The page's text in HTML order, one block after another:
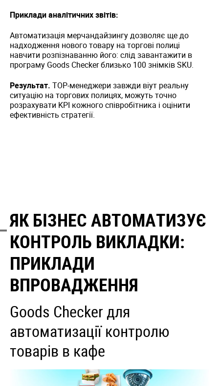
Приклади аналітичних звітів:
Автоматизація мерчандайзингу дозволяє ще до
надходження нового товару на торгові полиці
навчити розпізнаванню його: слід завантажити в
програму Goods Checker близько 100 знімків SKU.
Результат. TOP-менеджери завжди віут реальну
ситуацію на торгових полицях, можуть точно
розрахувати KPI кожного співробітника і оцінити
ефективність стратегії.
ЯК БІЗНЕС АВТОМАТИЗУЄ
КОНТРОЛЬ ВИКЛАДКИ:
ПРИКЛАДИ
ВПРОВАДЖЕННЯ
Goods Checker для
автоматизації контролю
товарів в кафе